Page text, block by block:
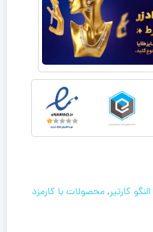
النگو کارتیر,محصولات با کارمزد